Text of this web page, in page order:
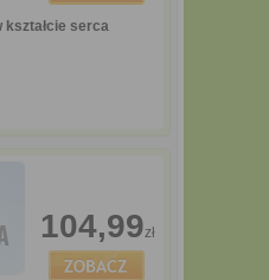
kształcie serca
104,99zł